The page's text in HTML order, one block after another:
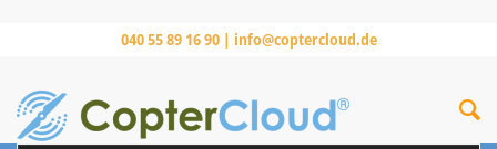
040 55 89 16 90 | info@coptercloud.de